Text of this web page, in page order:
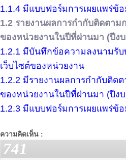
1.1.4 มีแบบฟอร์มการเผยแพร่ข้
1.2 รายงานผลการกำกับติดตา
ของหน่วยงานในปีที่ผ่านมา (ปีง
1.2.1 มีบันทึกข้อความลงนามรั
เว็บไซต์ของหน่วยงาน
1.2.2 มีรายงานผลการกำกับติด
ของหน่วยงานในปีที่ผ่านมา (ปีง
1.2.3 มีแบบฟอร์มการเผยแพร่ข้
ความคิดเห็น :
741